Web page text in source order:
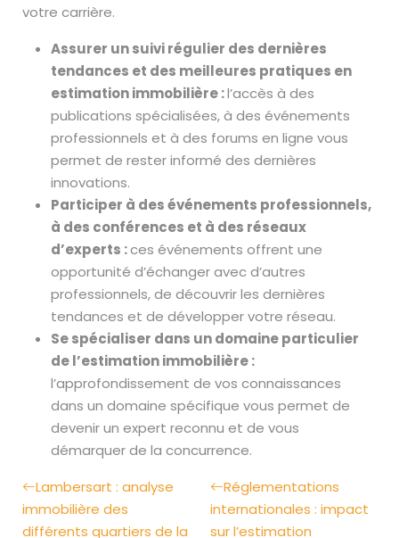
votre carrière.
Assurer un suivi régulier des dernières
tendances et des meilleures pratiques en
estimation immobilière :l’accès à des
publications spécialisées, à des événements
professionnels et à des forums en ligne vous
permet de rester informé des dernières
innovations.
Participer à des événements professionnels,
à des conférences et à des réseaux
d’experts :ces événements offrent une
opportunité d’échanger avec d’autres
professionnels, de découvrir les dernières
tendances et de développer votre réseau.
Se spécialiser dans un domaine particulier
de l’estimation immobilière :
l’approfondissement de vos connaissances
dans un domaine spécifique vous permet de
devenir un expert reconnu et de vous
démarquer de la concurrence.
Lambersart : analyse
immobilière des
différents quartiers de la
Réglementations
internationales : impact
sur l’estimation